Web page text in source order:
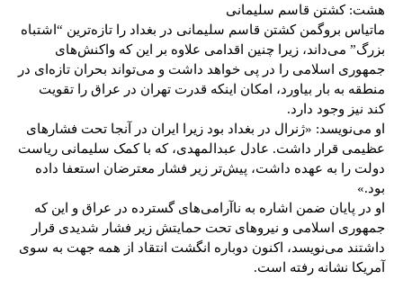
هشت: کشتن قاسم سلیمانی
ماتیاس بروگمن کشتن قاسم سلیمانی در بغداد را تازه‌ترین “اشتباه
بزرگ” می‌داند، زیرا چنین اقدامی علاوه بر این که واکنش‌های
جمهوری اسلامی را در پی خواهد داشت و می‌تواند بحران تازه‌ای در
منطقه به‌ بار بیاورد، امکان اینکه قدرت تهران در عراق را تقویت
کند نیز وجود دارد.
او می‌نویسد: «ژنرال در بغداد بود زیرا ایران در آنجا تحت فشارهای
عظیمی قرار داشت. عادل عبدالمهدی، که با کمک سلیمانی ریاست
دولت را به عهده داشت، پیش‌تر زیر فشار معترضان استعفا داده
بود.»
او در پایان ضمن اشاره به ناآرامی‌های گسترده در عراق و این که
جمهوری اسلامی و نیروهای تحت حمایتش زیر فشار شدیدی قرار
داشتند می‌نویسد، اکنون دوباره انگشت انتقاد از همه جهت به سوی
آمریکا نشانه رفته است.